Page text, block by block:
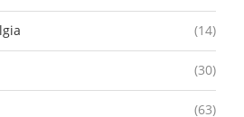
(14)
(30)
(63)